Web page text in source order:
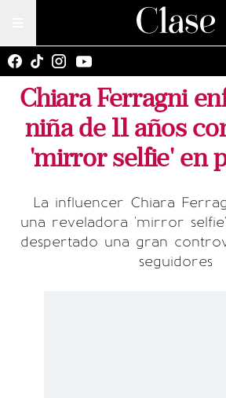
Chiara Ferragni
niña de 11 años
'mirror selfie' en
La influencer Chiara
una reveladora 'mirror
despertado una gran
seguidores